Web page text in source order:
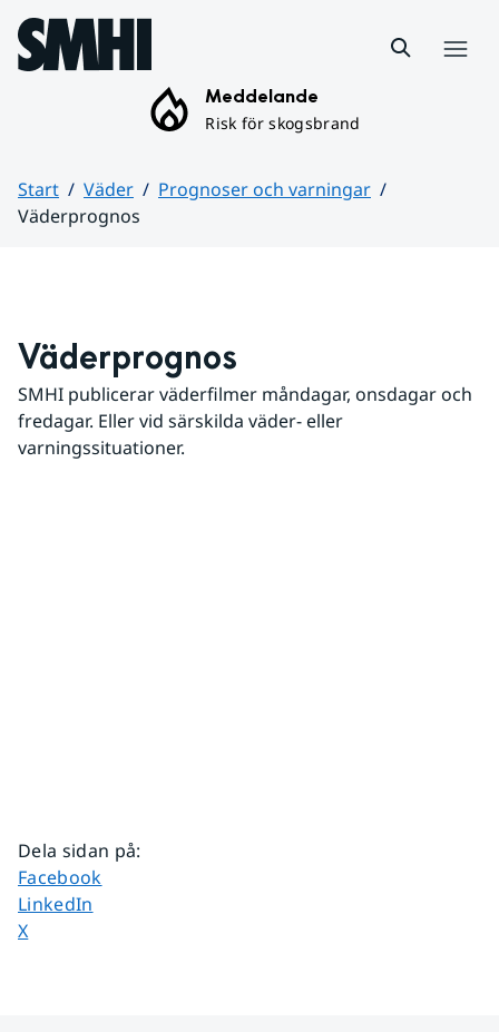
Hoppa till sidans innehåll
Meddelande
Risk för skogsbrand
Start Väder
Prognoser och varningar
Väderprognos
Väderprognos
SMHI publicerar väderfilmer måndagar, onsdagar och
fredagar. Eller vid särskilda väder- eller
varningssituationer.
Dela sidan på:
Dela sidan på
Facebook
Dela sidan på
LinkedIn
Dela sidan på
X